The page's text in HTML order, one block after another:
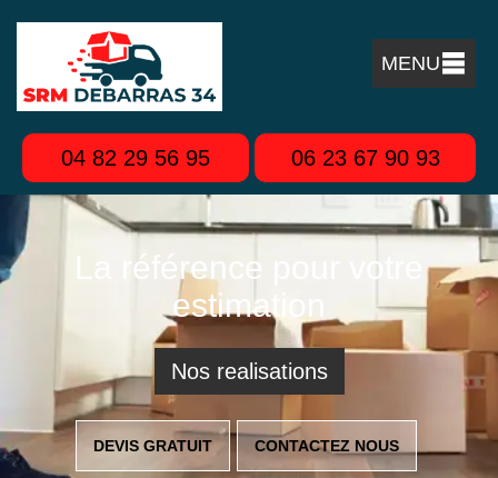
MENU
04 82 29 56 95 06 23 67 90 93
La référence pour votre
estimation
Nos realisations
DEVIS GRATUIT CONTACTEZ NOUS